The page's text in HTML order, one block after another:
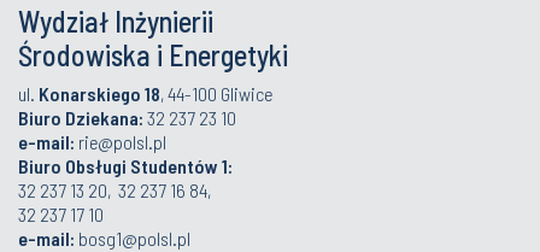
Wydział Inżynierii
Środowiska i Energetyki
ul. Konarskiego 18, 44-100 Gliwice
Biuro Dziekana: 32 237 23 10
e-mail: rie@polsl.pl
Biuro Obsługi Studentów 1:
32 237 13 20, 32 237 16 84,
32 237 17 10
e-mail: bosg1@polsl.pl